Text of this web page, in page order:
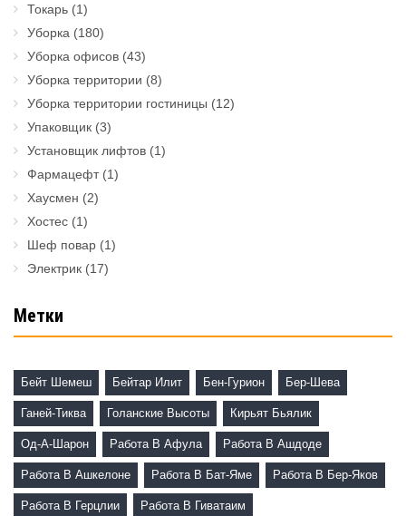
Токарь (1)
Уборка (180)
Уборка офисов (43)
Уборка территории (8)
Уборка территории гостиницы (12)
Упаковщик (3)
Установщик лифтов (1)
Фармацефт(1)
Хаусмен (2)
Хостес (1)
Шеф повар (1)
Электрик (17)
Метки
Бейт Шемеш Бейтар Илит Бен-Гурион Бер-Шева
Ганей-Тиква Голанские Высоты Кирьят Бьялик
Од-А-Шарон Работа В Афула Работа В Ашдоде
Работа В Ашкелоне Работа В Бат-Яме Работа В Бер-Яков
Работа В Герцлии Работа В Гиватаим